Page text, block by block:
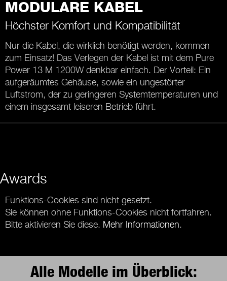
MODULARE KABEL
Höchster Komfort und Kompatibilität
Nur die Kabel, die wirklich benötigt werden, kommen
zum Einsatz! Das Verlegen der Kabel ist mit dem Pure
Power 13 M 1200W denkbar einfach. Der Vorteil: Ein
aufgeräumtes Gehäuse, sowie ein ungestörter
Luftstrom, der zu geringeren Systemtemperaturen und
einem insgesamt leiseren Betrieb führt.
Awards
Funktions-Cookies sind nicht gesetzt.
Sie können ohne Funktions-Cookies nicht fortfahren.
Bitte aktivieren Sie diese. Mehr Informationen.
Alle Modelle im Überblick: